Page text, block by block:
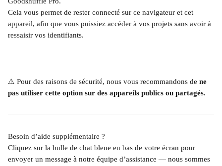
Cela vous permet de rester connecté sur ce navigateur et cet
appareil, afin que vous puissiez accéder à vos projets sans avoir à
ressaisir vos identifiants.
⚠️ Pour des raisons de sécurité, nous vous recommandons de ne
pas utiliser cette option sur des appareils publics ou partagés.
Besoin d’aide supplémentaire ?
Cliquez sur la bulle de chat bleue en bas de votre écran pour
envoyer un message à notre équipe d’assistance — nous sommes